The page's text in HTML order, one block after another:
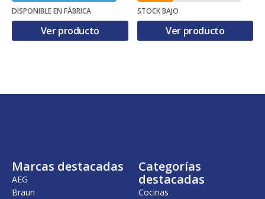
DISPONIBLE EN FÁBRICA
Ver producto
STOCK BAJO
Ver producto
Marcas destacadas
AEG
Braun
Categorías
destacadas
Cocinas